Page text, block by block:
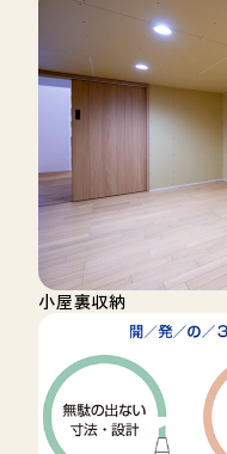
小屋裏収納